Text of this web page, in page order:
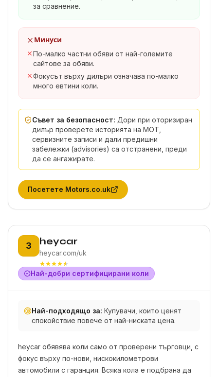
за сравнение.
Минуси
По-малко частни обяви от най-големите
сайтове за обяви.
Фокусът върху дилъри означава по-малко
много евтини коли.
Съвет за безопасност: Дори при оторизиран
дилър проверете историята на MOT,
сервизните записи и дали предишни
забележки (advisories) са отстранени, преди
да се ангажирате.
Посетете Motors.co.uk
3 Позиция 3:
heycar
heycar.com/uk
Най-добри сертифицирани коли
Най-подходящо за: Купувачи, които ценят
спокойствие повече от най-ниската цена.
heycar обявява коли само от проверени търговци, с
фокус върху по-нови, нискокилометрови
автомобили с гаранция. Всяка кола е подбрана да